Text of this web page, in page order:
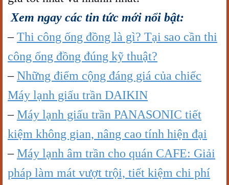
Xem ngay các tin tức mới nổi bật:
–Thi công ống đồng là gì? Tại sao cần thi
công ống đồng đúng kỹ thuật?
–Những điểm cộng đáng giá của chiếc
Máy lạnh giấu trần DAIKIN
–Máy lạnh giấu trần PANASONIC tiết
kiệm không gian, nâng cao tính hiện đại
–Máy lạnh âm trần cho quán CAFE: Giải
pháp làm mát vượt trội, tiết kiệm chi phí